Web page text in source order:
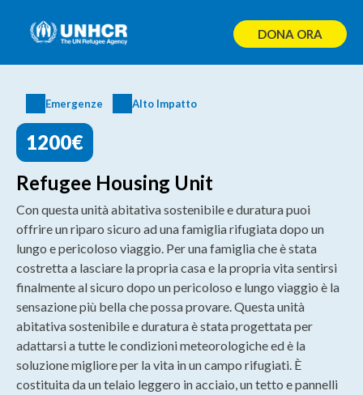
DONA ORA
Emergenze Alto Impatto
1200€
Refugee Housing Unit
Con questa unità abitativa sostenibile e duratura puoi
offrire un riparo sicuro ad una famiglia rifugiata dopo un
lungo e pericoloso viaggio. Per una famiglia che è stata
costretta a lasciare la propria casa e la propria vita sentirsi
finalmente al sicuro dopo un pericoloso e lungo viaggio è la
sensazione più bella che possa provare. Questa unità
abitativa sostenibile e duratura è stata progettata per
adattarsi a tutte le condizioni meteorologiche ed è la
soluzione migliore per la vita in un campo rifugiati. È
costituita da un telaio leggero in acciaio, un tetto e pannelli